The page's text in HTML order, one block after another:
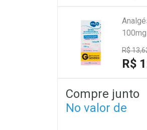
R$
R$
Compre junto
No valor de